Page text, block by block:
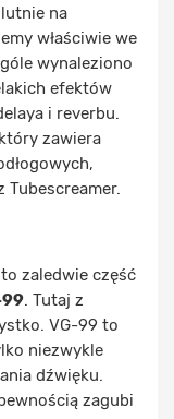
na
właściwie we
wynaleziono
efektów
i reverbu.
zawiera
Tubescreamer.
zaledwie część
99. Tutaj z
VG-99 to
niezwykle
dźwięku.
zagubi